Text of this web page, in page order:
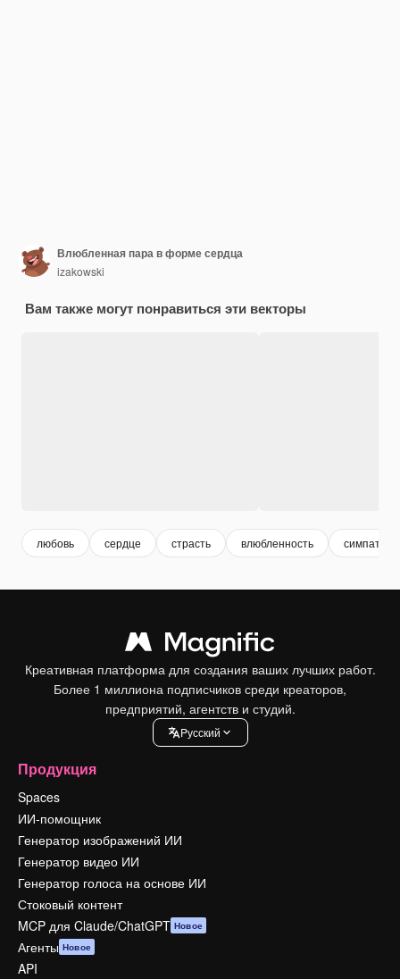
Влюбленная пара в форме сердца
izakowski
Вам также могут понравиться эти векторы
любовь сердце страсть влюбленность симпатия
Креативная платформа для создания ваших лучших работ.
Более 1 миллиона подписчиков среди креаторов,
предприятий, агентств и студий.
Pусский
Продукция
Spaces
ИИ-помощник
Генератор изображений ИИ
Генератор видео ИИ
Генератор голоса на основе ИИ
Стоковый контент
MCP для Claude/ChatGPT Новое
Агенты Новое
API